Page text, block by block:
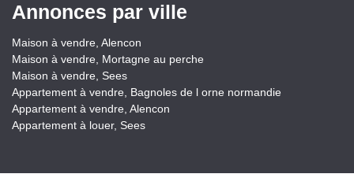
Annonces par ville
Maison à vendre, Alencon
Maison à vendre, Mortagne au perche
Maison à vendre, Sees
Appartement à vendre, Bagnoles de l orne normandie
Appartement à vendre, Alencon
Appartement à louer, Sees